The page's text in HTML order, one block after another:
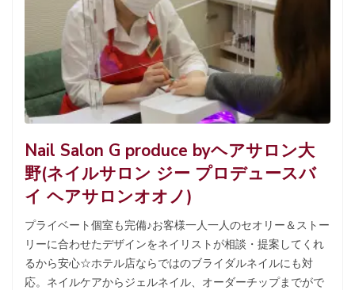
Nail Salon G produce byヘアサロン大
野(ネイルサロン ジー プロデュースバ
イ ヘアサロンオオノ)
プライベート個室も完備♪お客様一人一人のセオリー＆ストー
リーに合わせたデザインをネイリストが相談・提案してくれ
るから安心☆ホテル店ならではのブライダルネイルにも対
応。ネイルケアからジェルネイル、オーダーチップまでがで